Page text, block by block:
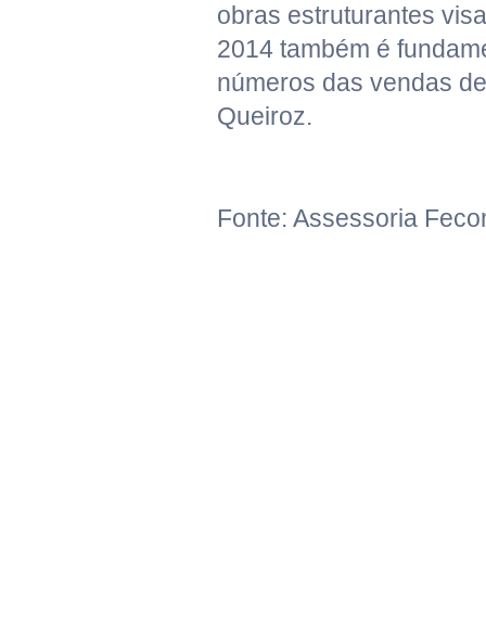
obras estruturantes
2014 também é
números das vendas
Queiroz.
Fonte: Assessoria